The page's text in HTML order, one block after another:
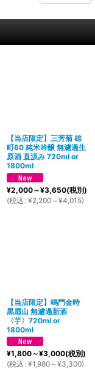
【当店限定】三芳菊 雄
町60 純米吟醸 無濾過生
原酒 直汲み 720ml or
1800ml
¥2,000～¥3,650(税別)
(税込 : ¥2,200～¥4,015)
【当店限定】鳴門金時
黒眉山 無濾過新酒
〈芋〉720ml or
1800ml
¥1,800～¥3,000(税別)
(税込 : ¥1,980～¥3,300)